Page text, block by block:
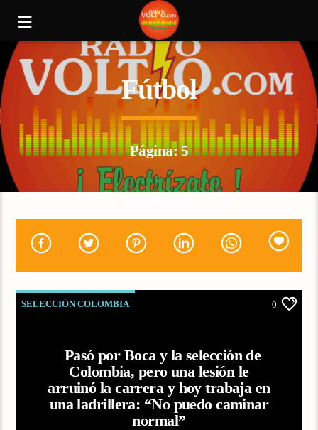
Fútbol
Página: 5
SELECCIÓN COLOMBIA 0
Pasó por Boca y la selección de
Colombia, pero una lesión le
arruinó la carrera y hoy trabaja en
una ladrillera: “No puedo caminar
normal”